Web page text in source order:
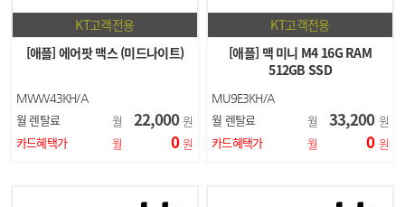
KT고객전용
[애플] 에어팟 맥스 (미드나이트)
MWW43KH/A
월 렌탈료 월 22,000 원
카드혜택가
월 0 원
KT고객전용
[애플] 맥 미니 M4 16G RAM
512GB SSD
MU9E3KH/A
월 렌탈료 월 33,200 원
카드혜택가
월 0 원